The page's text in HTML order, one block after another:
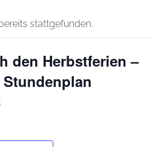
stattgefunden.
den Herbstferien –